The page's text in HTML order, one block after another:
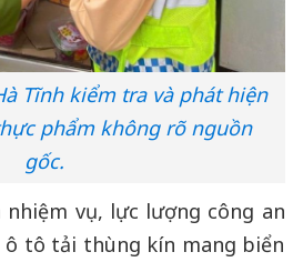
Tĩnh kiểm tra và phát hiện
phẩm không rõ nguồn
gốc.
vụ, lực lượng công an
tô tải thùng kín mang biển